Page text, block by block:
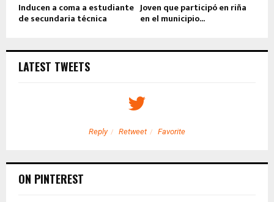
Inducen a coma a estudiante
de secundaria técnica
Joven que participó en riña
en el municipio...
LATEST TWEETS
Reply Retweet Favorite
ON PINTEREST